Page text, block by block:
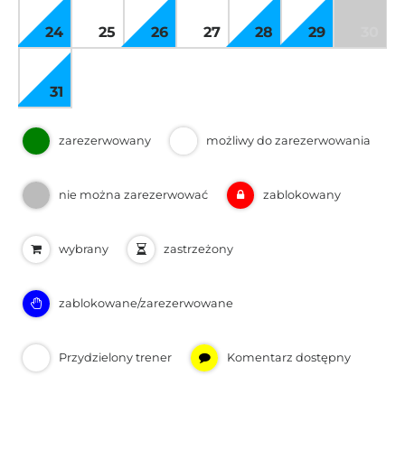
24 25 26 27 28 29
31
zarezerwowany możliwy do zarezerwowania
nie można zarezerwować zablokowany
wybrany zastrzeżony
zablokowane/zarezerwowane
Przydzielony trener Komentarz dostępny